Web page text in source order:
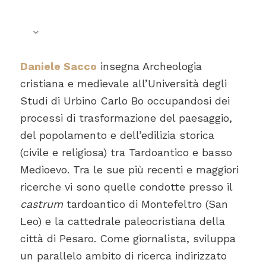
Daniele Sacco insegna Archeologia
cristiana e medievale all’Università degli
Studi di Urbino Carlo Bo occupandosi dei
processi di trasformazione del paesaggio,
del popolamento e dell’edilizia storica
(civile e religiosa) tra Tardoantico e basso
Medioevo. Tra le sue più recenti e maggiori
ricerche vi sono quelle condotte presso il
castrumtardoantico di Montefeltro (San
Leo) e la cattedrale paleocristiana della
città di Pesaro. Come giornalista, sviluppa
un parallelo ambito di ricerca indirizzato